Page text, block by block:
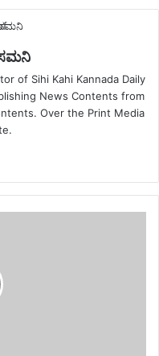
of Sihi Kahi Kannada Daily
News Contents from
Over the Print Media